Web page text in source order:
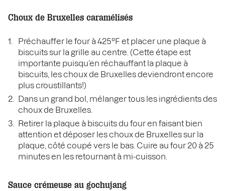
Choux de Bruxelles caramélisés
Préchauffer le four à 425°F et placer une plaque à
biscuits sur la grille au centre. (Cette étape est
importante puisqu’en réchauffant la plaque à
biscuits, les choux de Bruxelles deviendront encore
plus croustillants!)
Dans un grand bol, mélanger tous les ingrédients des
choux de Bruxelles.
Retirer la plaque à biscuits du four en faisant bien
attention et déposer les choux de Bruxelles sur la
plaque, côté coupé vers le bas. Cuire au four 20 à 25
minutes en les retournant à mi-cuisson.
Sauce crémeuse au gochujang